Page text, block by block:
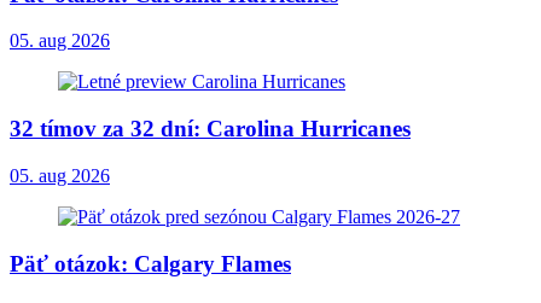
05. aug 2026
32 tímov za 32 dní: Carolina Hurricanes
05. aug 2026
Päť otázok: Calgary Flames